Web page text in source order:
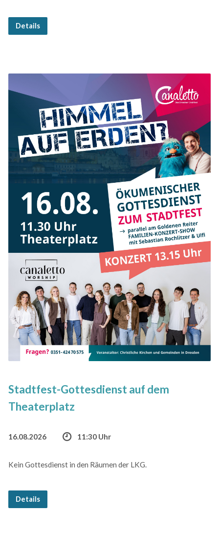
Details
Stadtfest-Gottesdienst auf dem
Theaterplatz
16.08.2026 11:30 Uhr
Kein Gottesdienst in den Räumen der LKG.
Details